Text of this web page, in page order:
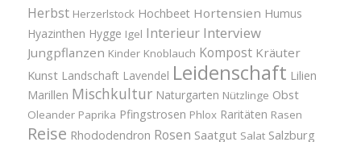
Herbst Herzerlstock Hochbeet Hortensien Humus
Hyazinthen Hygge Igel Interieur Interview
Jungpflanzen Kinder Knoblauch Kompost Kräuter
Kunst Landschaft Lavendel Leidenschaft Lilien
Marillen Mischkultur Naturgarten Nützlinge Obst
Oleander Paprika Pfingstrosen Phlox Raritäten Rasen
Reise Rhododendron Rosen Saatgut Salat Salzburg